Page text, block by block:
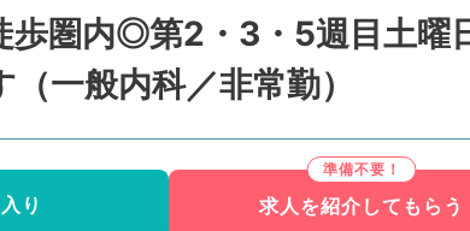
歩圏内◎第2・3・5週目土
一般内科／非常勤）
り 求人を紹介してもらう